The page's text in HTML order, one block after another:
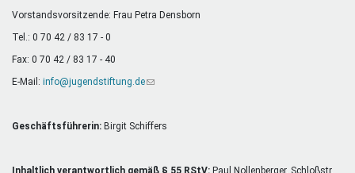
Schule & Beruf
Vorstandsvorsitzende: Frau Petra Densborn
Tel.: 0 70 42 / 83 17 - 0
Fax: 0 70 42 / 83 17 - 40
E-Mail: info@jugendstiftung.de(Link
Mail)
Geschäftsführerin: Birgit Schiffers
Inhaltlich verantwortlich gemäß § 55 RStV: Paul Nollenberger, Schloßstr.